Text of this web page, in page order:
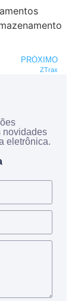
PRÓXIMO
ZTrax
novidades
eletrônica.